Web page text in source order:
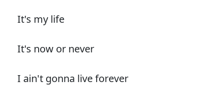
It's my life
It's now or never
I ain't gonna live forever